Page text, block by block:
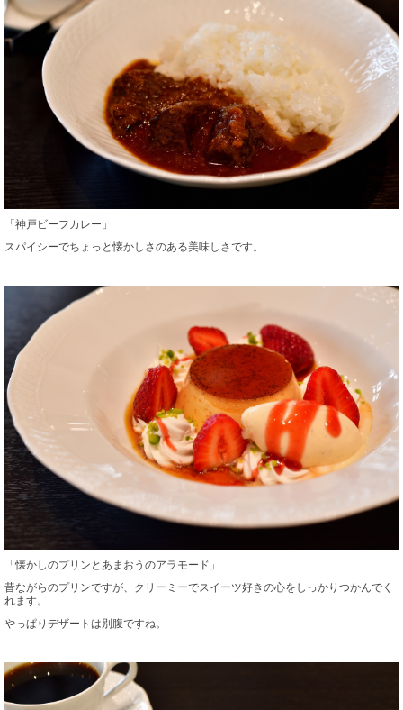
「神戸ビーフカレー」
スパイシーでちょっと懐かしさのある美味しさです。
「懐かしのプリンとあまおうのアラモード」
昔ながらのプリンですが、クリーミーでスイーツ好きの心をしっかりつかんでく
れます。
やっぱりデザートは別腹ですね。